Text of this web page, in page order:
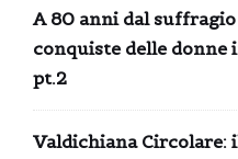
A 80 anni dal
conquiste delle donne
pt.2
Valdichiana Circolare: